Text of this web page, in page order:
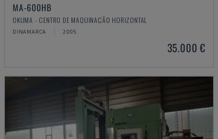
MA-600HB
OKUMA - CENTRO DE MAQUINAÇÃO HORIZONTAL
DINAMARCA 2005
35.000 €